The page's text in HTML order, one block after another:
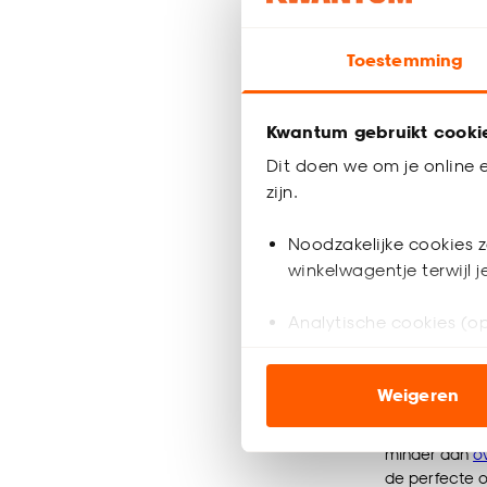
Toestemming
Kwantum gebruikt
Dit doen we om je online
zijn.
Noodzakelijke cookies
winkelwagentje terwijl
Analytische cookies
ook buiten de
Klik op ‘Ja, alles
noodzakelijke cookies
Weigeren
15.50
Zwarte
Zwarte
maakt een
Wat
Inbetweens
minder dan
de perfecte